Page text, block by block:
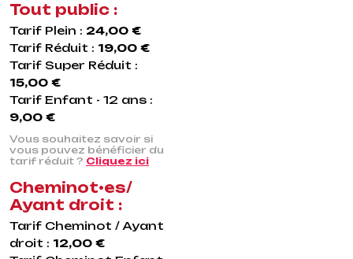
Tout public :
Tarif Plein : 24,00 €
Tarif Réduit : 19,00 €
Tarif Super Réduit :
15,00 €
Tarif Enfant - 12 ans :
9,00 €
Vous souhaitez savoir si
vous pouvez bénéficier du
tarif réduit ? Cliquez ici
Cheminot•es/
Ayant droit :
Tarif Cheminot / Ayant
droit : 12,00 €